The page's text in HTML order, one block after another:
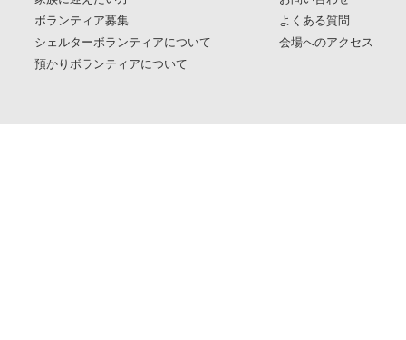
ボランティア募集
シェルターボランティアについて
預かりボランティアについて
よくある質問
会場へのアクセス